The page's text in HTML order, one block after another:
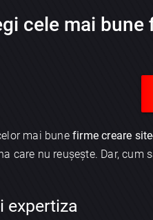
cele mai bune
mai bune firme creare
care nu reușește. Dar,
expertiza